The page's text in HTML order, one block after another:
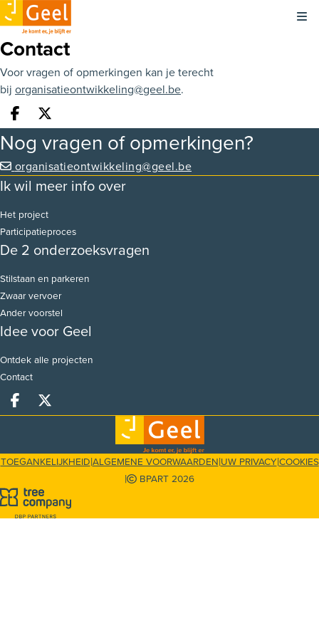
Contact
Voor vragen of opmerkingen kan je terecht
bij organisatieontwikkeling@geel.be.
Deel op facebook
Deel op X
Nog vragen of opmerkingen?
organisatieontwikkeling@geel.be
Ik wil meer info over
Het project
Participatieproces
De 2 onderzoeksvragen
Stilstaan en parkeren
Zwaar vervoer
Ander voorstel
Idee voor Geel
Ontdek alle projecten
Contact
Deel op facebook
Deel op X
TOEGANKELIJKHEID|ALGEMENE VOORWAARDEN|UW PRIVACY|COOKIES
| BPART 2026